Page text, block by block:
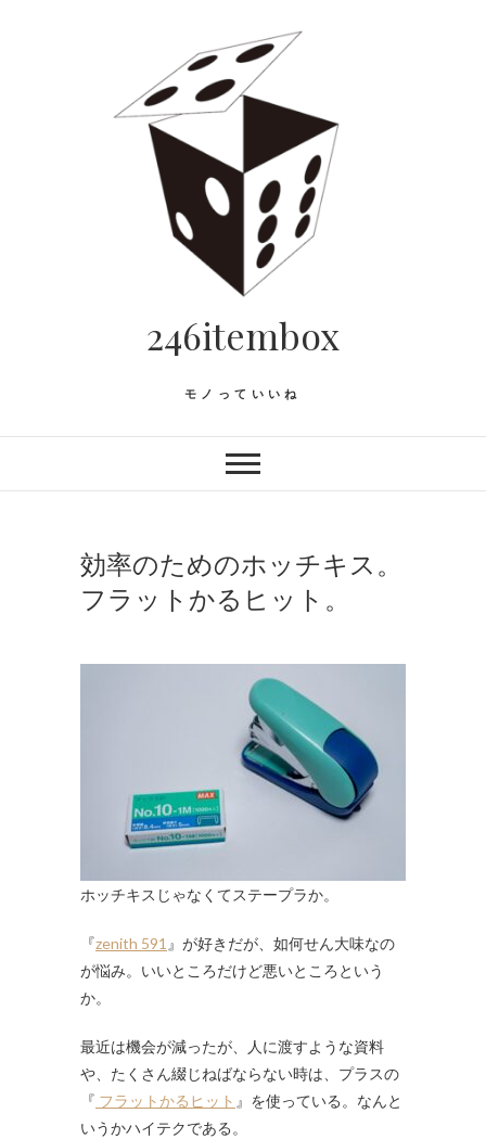
246itembox
モノっていいね
効率のためのホッチキス。
フラットかるヒット。
ホッチキスじゃなくてステープラか。
『zenith 591 』が好きだが、如何せん大味なの
が悩み。いいところだけど悪いところという
か。
最近は機会が減ったが、人に渡すような資料
や、たくさん綴じねばならない時は、プラスの
『 フラットかるヒット 』を使っている。なんと
いうかハイテクである。